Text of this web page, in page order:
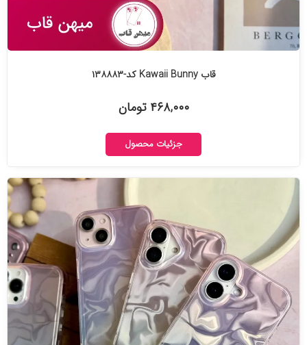
قاب Kawaii Bunny کد-۱۳۸۸۸۳
۴۶۸,۰۰۰ تومان
جزئیات محصول